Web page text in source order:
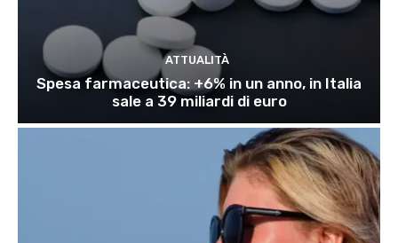
ATTUALITÀ
Spesa farmaceutica: +6% in un anno, in Italia
sale a 39 miliardi di euro